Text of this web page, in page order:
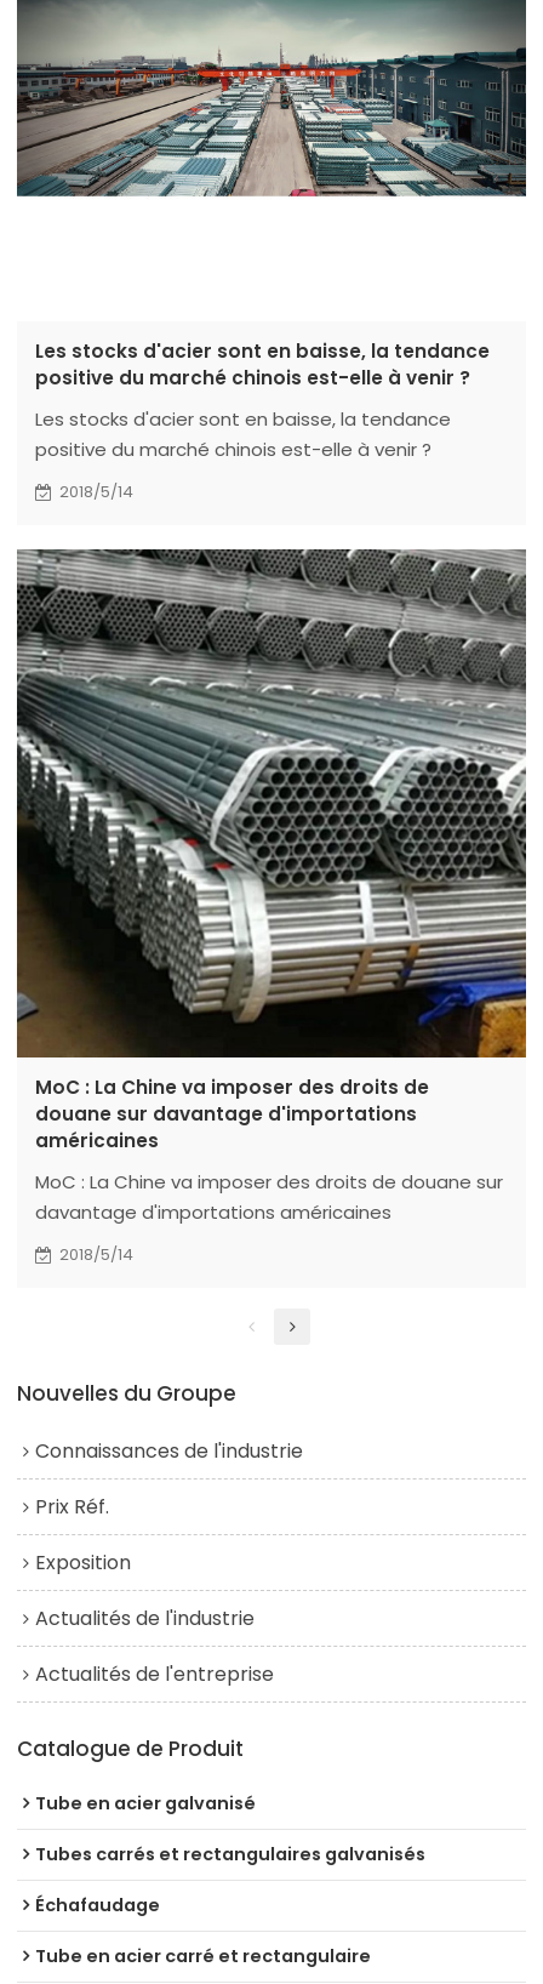
Les stocks d'acier sont en baisse, la tendance
positive du marché chinois est-elle à venir ?
Les stocks d'acier sont en baisse, la tendance
positive du marché chinois est-elle à venir ?
2018/5/14
MoC : La Chine va imposer des droits de
douane sur davantage d'importations
américaines
MoC : La Chine va imposer des droits de douane sur
davantage d'importations américaines
2018/5/14
Nouvelles du Groupe
Connaissances de l'industrie
Prix Réf.
Exposition
Actualités de l'industrie
Actualités de l'entreprise
Catalogue de Produit
Tube en acier galvanisé
Tubes carrés et rectangulaires galvanisés
Échafaudage
Tube en acier carré et rectangulaire